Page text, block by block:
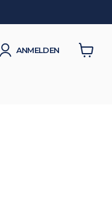
ANMELDEN